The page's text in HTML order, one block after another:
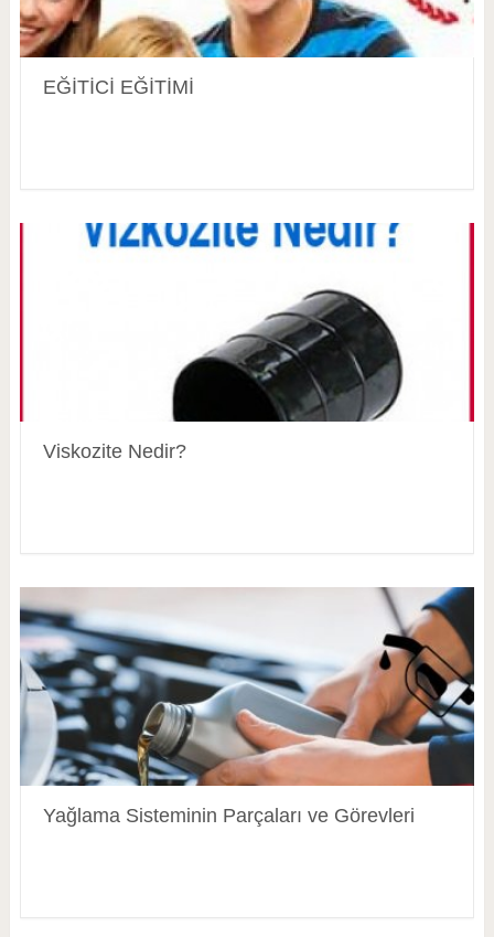
EĞİTİCİ EĞİTİMİ
Viskozite Nedir?
Yağlama Sisteminin Parçaları ve Görevleri